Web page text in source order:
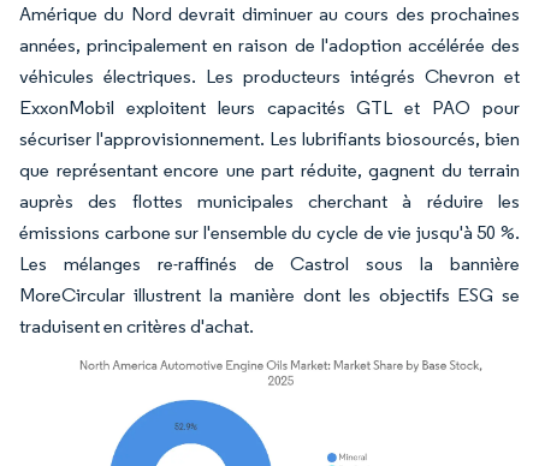
Amérique du Nord devrait diminuer au cours des prochaines
années, principalement en raison de l'adoption accélérée des
véhicules électriques. Les producteurs intégrés Chevron et
ExxonMobil exploitent leurs capacités GTL et PAO pour
sécuriser l'approvisionnement. Les lubrifiants biosourcés, bien
que représentant encore une part réduite, gagnent du terrain
auprès des flottes municipales cherchant à réduire les
émissions carbone sur l'ensemble du cycle de vie jusqu'à 50 %.
Les mélanges re-raffinés de Castrol sous la bannière
MoreCircular illustrent la manière dont les objectifs ESG se
traduisent en critères d'achat.